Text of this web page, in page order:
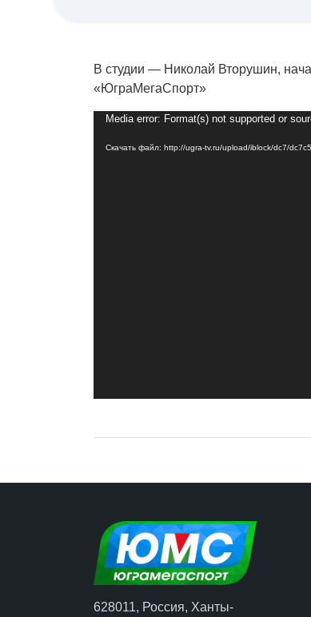
В студии — Николай Вторушин,
«ЮграМегаСпорт»
Видеоплеер
Media error: Format(s) not supported or
Скачать файл: http://ugra-tv.ru/upload/iblock/dc7/
628011, Россия, Ханты-